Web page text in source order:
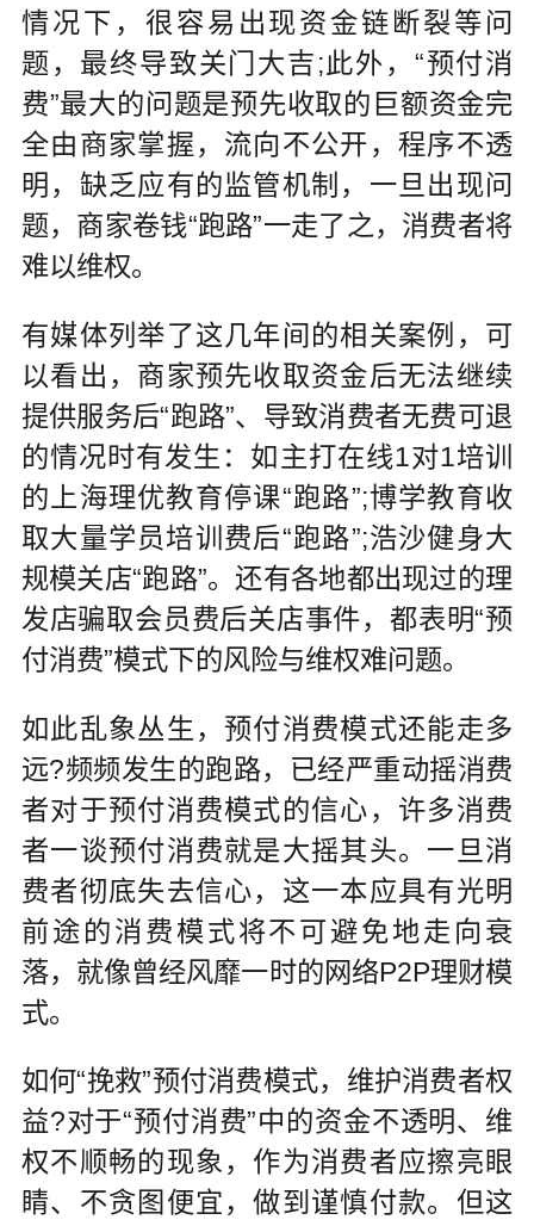
情况下，很容易出现资金链断裂等问
题，最终导致关门大吉;此外，“预付消
费”最大的问题是预先收取的巨额资金完
全由商家掌握，流向不公开，程序不透
明，缺乏应有的监管机制，一旦出现问
题，商家卷钱“跑路”一走了之，消费者将
难以维权。
有媒体列举了这几年间的相关案例，可
以看出，商家预先收取资金后无法继续
提供服务后“跑路”、导致消费者无费可退
的情况时有发生：如主打在线1对1培训
的上海理优教育停课“跑路”;博学教育收
取大量学员培训费后“跑路”;浩沙健身大
规模关店“跑路”。还有各地都出现过的理
发店骗取会员费后关店事件，都表明“预
付消费”模式下的风险与维权难问题。
如此乱象丛生，预付消费模式还能走多
远?频频发生的跑路，已经严重动摇消费
者对于预付消费模式的信心，许多消费
者一谈预付消费就是大摇其头。一旦消
费者彻底失去信心，这一本应具有光明
前途的消费模式将不可避免地走向衰
落，就像曾经风靡一时的网络P2P理财模
式。
如何“挽救”预付消费模式，维护消费者权
益?对于“预付消费”中的资金不透明、维
权不顺畅的现象，作为消费者应擦亮眼
睛、不贪图便宜，做到谨慎付款。但这